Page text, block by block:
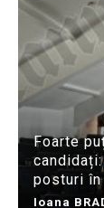
Foarte
posturi
Ioana